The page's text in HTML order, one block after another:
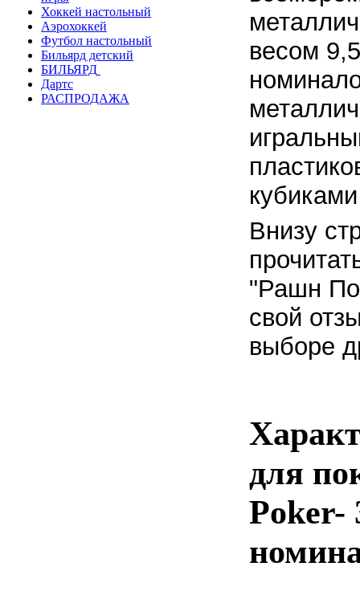
Хоккей настольный
Аэрохоккей
Футбол настольный
Бильярд детский
БИЛЬЯРД
Дартс
РАСПРОДАЖА
весом
Внизу
"Рашн
свой
выборе
для
Poker-